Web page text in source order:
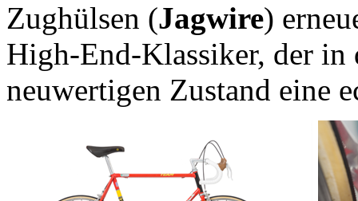
Zughülsen (Jagwire)
High-End-Klassiker, der in
neuwertigen Zustand eine